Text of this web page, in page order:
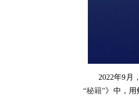
2022年9月
“秘籍”》中，用